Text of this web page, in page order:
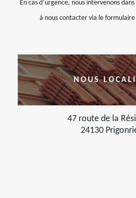
En cas d’urgence, nous intervenons
à nous contacter via le formulaire
NOUS
47 route de la
24130